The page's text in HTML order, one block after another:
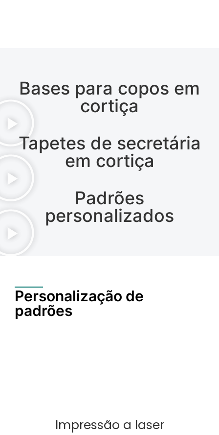
Bases para copos em
cortiça
Tapetes de secretária
em cortiça
Padrões
personalizados
Personalização de
padrões
Impressão a laser